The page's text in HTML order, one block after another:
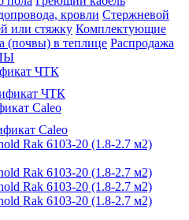
кровли Cтержневой
или стяжку Комплектующие
(почвы) в теплице Распродажа
ЧТК
Caleo